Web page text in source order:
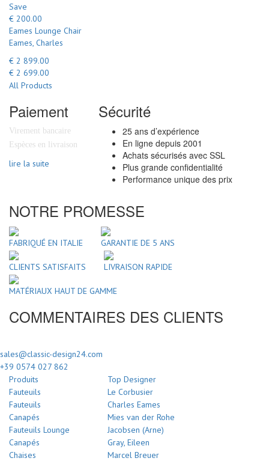
Save
€ 200.00
Eames Lounge Chair
Eames, Charles
€ 2 899.00
€ 2 699.00
All Products
Paiement
Virement bancaire
Espèces en livraison
lire la suite
Sécurité
25 ans d’expérience
En ligne depuis 2001
Achats sécurisés avec SSL
Plus grande confidentialité
Performance unique des prix
NOTRE PROMESSE
FABRIQUÉ EN ITALIE GARANTIE DE 5 ANS
CLIENTS SATISFAITS LIVRAISON RAPIDE
MATÉRIAUX HAUT DE GAMME
COMMENTAIRES DES CLIENTS
sales@classic-design24.com
+39 0574 027 862
Produits
Fauteuils
Fauteuils
Canapés
Fauteuils Lounge
Canapés
Chaises
Top Designer
Le Corbusier
Charles Eames
Mies van der Rohe
Jacobsen (Arne)
Gray, Eileen
Marcel Breuer